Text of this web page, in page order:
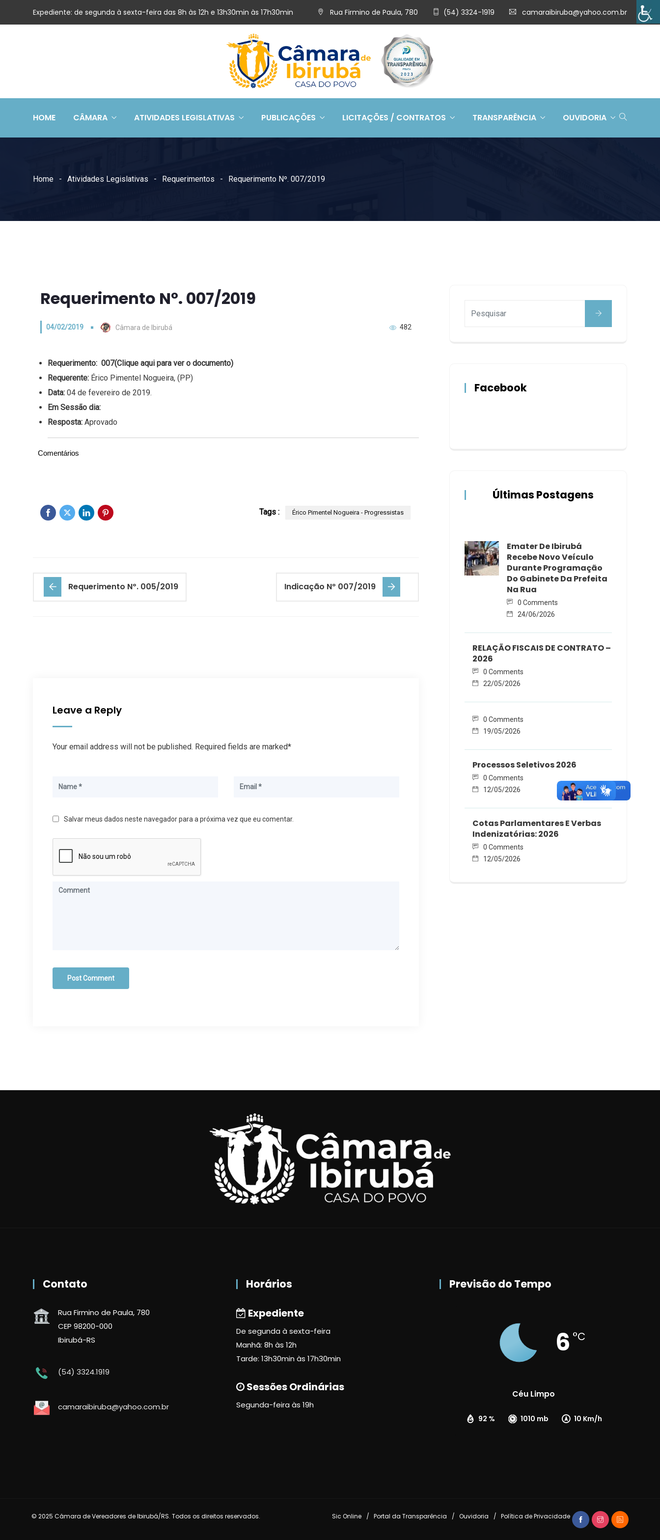
Expediente: de segunda à sexta-feira das 8h às 12h e 13h30min às 17h30min Rua Firmino de Paula, 780 (54) 3324-1919 camaraibiruba@yahoo.com.br
HOME CÂMARA ATIVIDADES LEGISLATIVAS PUBLICAÇÕES LICITAÇÕES / CONTRATOS TRANSPARÊNCIA OUVIDORIA
Home Atividades Legislativas Requerimentos Requerimento Nº. 007/2019
Requerimento Nº. 007/2019
04/02/2019 Câmara de Ibirubá 482
Requerimento: 007(Clique aqui para ver o documento)
Requerente: Érico Pimentel Nogueira, (PP)
Data: 04 de fevereiro de 2019.
Em Sessão dia:
Resposta: Aprovado
Comentários
Tags : Érico Pimentel Nogueira - Progressistas
Requerimento Nº. 005/2019 Indicação Nº 007/2019
Leave a Reply
Your email address will not be published. Required fields are marked*
Salvar meus dados neste navegador para a próxima vez que eu comentar.
Facebook
Últimas Postagens
Emater De Ibirubá
Recebe Novo Veículo
Durante Programação
Do Gabinete Da Prefeita
Na Rua
0 Comments
24/06/2026
RELAÇÃO FISCAIS DE CONTRATO –
2026
0 Comments
22/05/2026
0 Comments
19/05/2026
Processos Seletivos 2026
0 Comments
12/05/2026
Cotas Parlamentares E Verbas
Indenizatórias: 2026
0 Comments
12/05/2026
Contato
Rua Firmino de Paula, 780
CEP 98200-000
Ibirubá-RS
(54) 3324.1919
camaraibiruba@yahoo.com.br
Horários
Expediente
De segunda à sexta-feira
Manhã: 8h às 12h
Tarde: 13h30min às 17h30min
Sessões Ordinárias
Segunda-feira às 19h
Previsão do Tempo
6 °C
Céu Limpo
92 % 1010 mb 10 Km/h
© 2025 Câmara de Vereadores de Ibirubá/RS. Todos os direitos reservados. Sic Online Portal da Transparência Ouvidoria Política de Privacidade